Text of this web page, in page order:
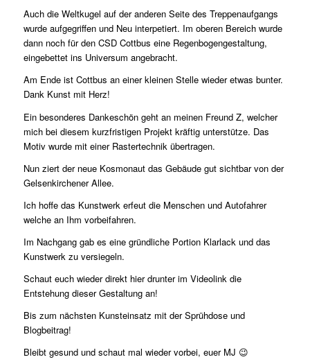
Auch die Weltkugel auf der anderen Seite des Treppenaufgangs
wurde aufgegriffen und Neu interpetiert. Im oberen Bereich wurde
dann noch für den CSD Cottbus eine Regenbogengestaltung,
eingebettet ins Universum angebracht.
Am Ende ist Cottbus an einer kleinen Stelle wieder etwas bunter.
Dank Kunst mit Herz!
Ein besonderes Dankeschön geht an meinen Freund Z, welcher
mich bei diesem kurzfristigen Projekt kräftig unterstütze. Das
Motiv wurde mit einer Rastertechnik übertragen.
Nun ziert der neue Kosmonaut das Gebäude gut sichtbar von der
Gelsenkirchener Allee.
Ich hoffe das Kunstwerk erfeut die Menschen und Autofahrer
welche an Ihm vorbeifahren.
Im Nachgang gab es eine gründliche Portion Klarlack und das
Kunstwerk zu versiegeln.
Schaut euch wieder direkt hier drunter im Videolink die
Entstehung dieser Gestaltung an!
Bis zum nächsten Kunsteinsatz mit der Sprühdose und
Blogbeitrag!
Bleibt gesund und schaut mal wieder vorbei, euer MJ 😉